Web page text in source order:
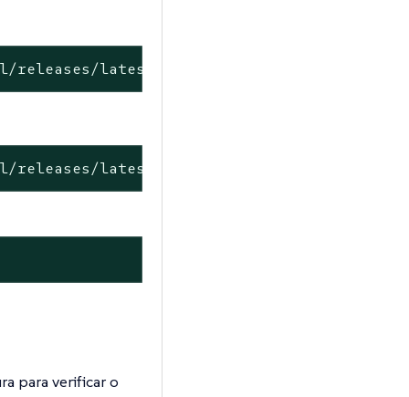
releases/latest/download/kwctl-linux-
releases/latest/download/kwctl-linux-
para verificar o